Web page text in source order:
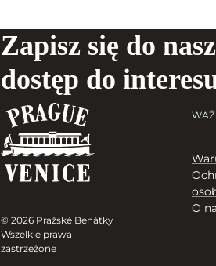
Zapisz się do
dostęp do
© 2026 Pražské Benátky
Wszelkie prawa
zastrzeżone
O